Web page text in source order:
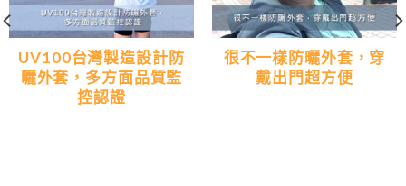
UV100台灣製造設計防
曬外套，多方面品質監
控認證
很不一樣防曬外套，穿
戴出門超方便